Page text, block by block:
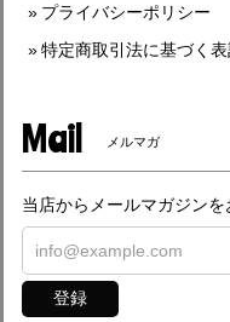
プライバシーポリシー
特定商取引法に基づく
Mail メルマガ
当店からメールマガジンを
登録